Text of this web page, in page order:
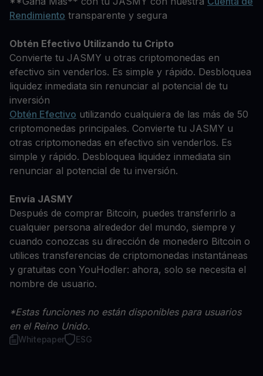
Rendimiento transparente y segura
Obtén Efectivo Utilizando tu Cripto
Convierte tu JASMY u otras criptomonedas en
efectivo sin venderlos. Es simple y rápido. Desbloquea
liquidez inmediata sin renunciar al potencial de tu
inversión
Obtén Efectivo utilizando cualquiera de las más de 50
criptomonedas principales. Convierte tu JASMY u
otras criptomonedas en efectivo sin venderlos. Es
simple y rápido. Desbloquea liquidez inmediata sin
renunciar al potencial de tu inversión.
Envía JASMY
Después de comprar Bitcoin, puedes transferirlo a
cualquier persona alrededor del mundo, siempre y
cuando conozcas su dirección de monedero Bitcoin o
utilices transferencias de criptomonedas instantáneas
y gratuitas con YouHodler: ahora, solo se necesita el
nombre de usuario.
*Estas funciones no están disponibles para usuarios
en el Reino Unido.
Whitepaper ESG